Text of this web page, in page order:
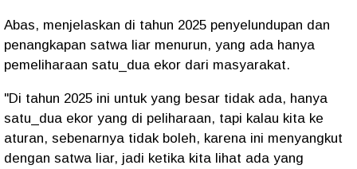
Abas, menjelaskan di tahun 2025 penyelundupan dan
penangkapan satwa liar menurun, yang ada hanya
pemeliharaan satu_dua ekor dari masyarakat.
"Di tahun 2025 ini untuk yang besar tidak ada, hanya
satu_dua ekor yang di peliharaan, tapi kalau kita ke
aturan, sebenarnya tidak boleh, karena ini menyangkut
dengan satwa liar, jadi ketika kita lihat ada yang